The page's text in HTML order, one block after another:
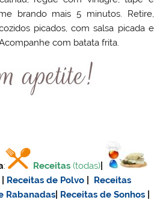
brando mais 5 minutos. Retire,
picados, com salsa picada e
com batata frita.
: Receitas (todas)
Receitas de Polvo
Receitas
Rabanadas Receitas de Sonhos